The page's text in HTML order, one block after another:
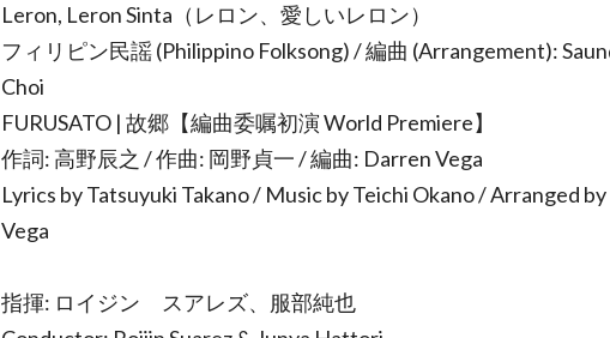
Leron, Leron Sinta（レロン、愛しいレロン）
フィリピン民謡 (Philippino Folksong) / 編曲 (Arrangement):
Choi
FURUSATO | 故郷【編曲委嘱初演 World Premiere】
作詞: 高野辰之 / 作曲: 岡野貞一 / 編曲: Darren Vega
Lyrics by Tatsuyuki Takano / Music by Teichi Okano / Arranged
Vega
指揮: ロイジン゠スアレズ、服部純也